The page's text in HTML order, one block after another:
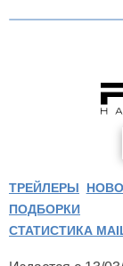
ТРЕЙЛЕРЫ
ПОДБОРКИ
СТАТИСТИКА